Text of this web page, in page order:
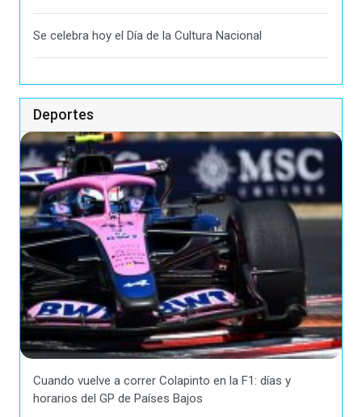
Se celebra hoy el Día de la Cultura Nacional
Deportes
Cuando vuelve a correr Colapinto en la F1: días y
horarios del GP de Países Bajos